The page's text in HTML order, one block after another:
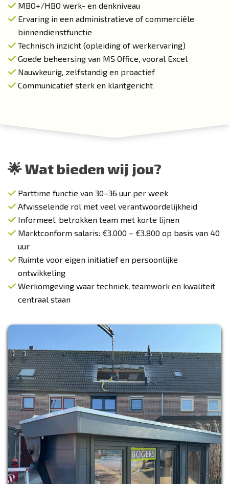
MBO+/HBO werk- en denkniveau
Ervaring in een administratieve of commerciële
binnendienstfunctie
Technisch inzicht (opleiding of werkervaring)
Goede beheersing van MS Office, vooral Excel
Nauwkeurig, zelfstandig en proactief
Communicatief sterk en klantgericht
🌟 Wat bieden wij jou?
Parttime functie van 30–36 uur per week
Afwisselende rol met veel verantwoordelijkheid
Informeel, betrokken team met korte lijnen
Marktconform salaris: €3.000 – €3.800 op basis van 40
uur
Ruimte voor eigen initiatief en persoonlijke
ontwikkeling
Werkomgeving waar techniek, teamwork en kwaliteit
centraal staan